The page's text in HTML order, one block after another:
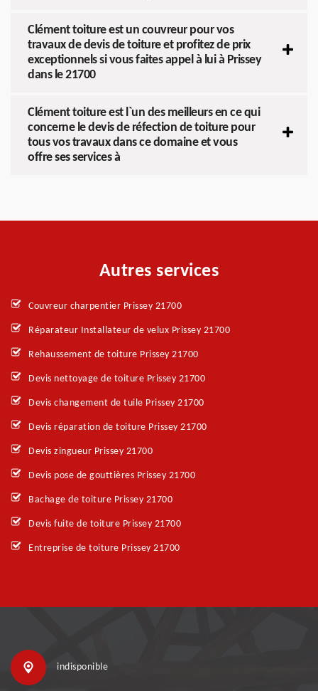
Clément toiture est un couvreur pour vos
travaux de devis de toiture et profitez de prix
exceptionnels si vous faites appel à lui à Prissey
dans le 21700
Clément toiture est l`un des meilleurs en ce qui
concerne le devis de réfection de toiture pour
tous vos travaux dans ce domaine et vous
offre ses services à
Autres services
Couvreur charpentier Prissey 21700
Réparateur Installateur de velux Prissey 21700
Rehaussement de toiture Prissey 21700
Devis nettoyage de toiture Prissey 21700
Devis changement de tuile Prissey 21700
Devis réparation de toiture Prissey 21700
Devis zingueur Prissey 21700
Devis pose de gouttières Prissey 21700
Bachage de toiture Prissey 21700
Devis fuite de toiture Prissey 21700
Entreprise de toiture Prissey 21700
indisponible